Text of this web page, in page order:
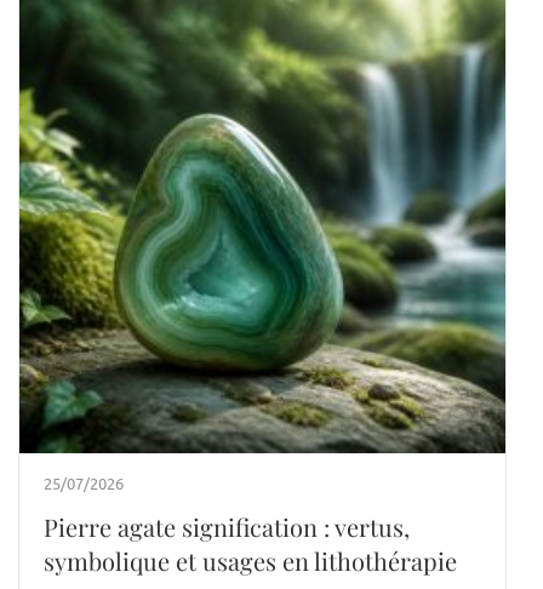
25/07/2026
Pierre agate signification : vertus,
symbolique et usages en lithothérapie